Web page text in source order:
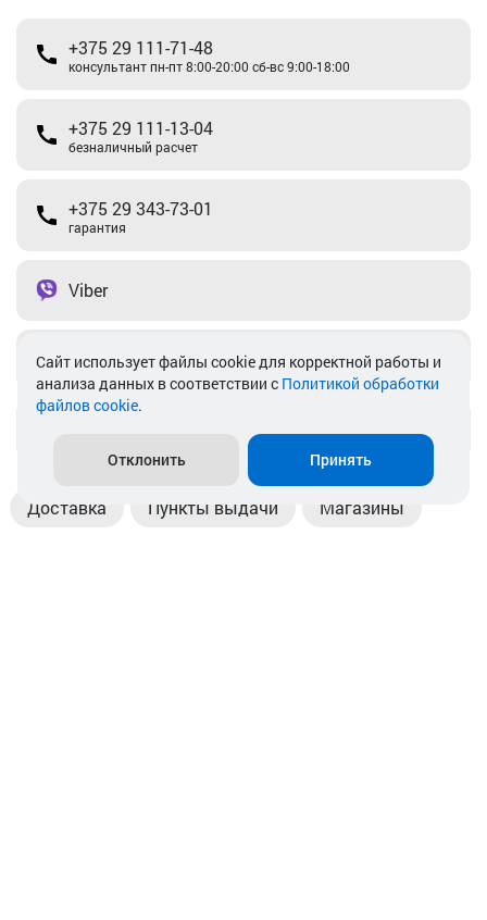
+375 29 111-71-48
консультант пн-пт 8:00-20:00 сб-вс 9:00-18:00
+375 29 111-13-04
безналичный расчет
+375 29 343-73-01
гарантия
Viber
Telegram
Доставка Пункты выдачи Магазины
Cайт использует файлы cookie для корректной работы и
анализа данных в соответствии с Политикой обработки
файлов cookie.
Отклонить Принять